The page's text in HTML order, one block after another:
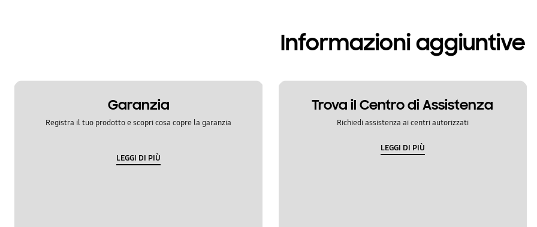
Informazioni aggiuntive
Garanzia
Registra il tuo prodotto e scopri cosa copre la garanzia
LEGGI DI PIÙ
Trova il Centro di Assistenza
Richiedi assistenza ai centri autorizzati
LEGGI DI PIÙ